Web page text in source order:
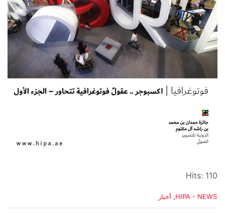
Hits: 110
C
HIPA - NEWS
, أخبار